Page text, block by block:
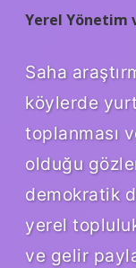
Yerel Yönetim
Saha
köylerde
toplanması
olduğu
demokratik
yerel
ve gelir